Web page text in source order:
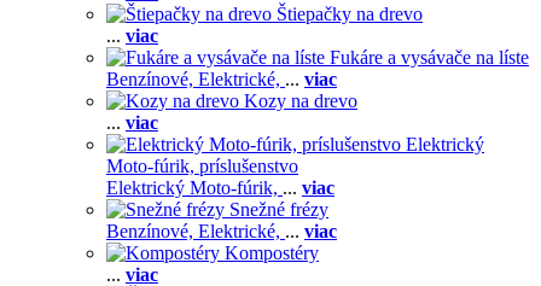
Štiepačky na drevo
... viac
Fukáre a vysávače na líste
Benzínové, Elektrické, ... viac
Kozy na drevo
... viac
Elektrický
Moto-fúrik, príslušenstvo
Elektrický Moto-fúrik, ... viac
Snežné frézy
Benzínové, Elektrické, ... viac
Kompostéry
... viac